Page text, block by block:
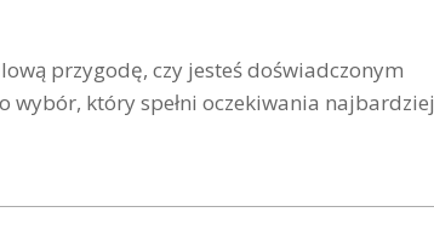
przygodę, czy jesteś doświadczonym
wybór, który spełni oczekiwania najbardziej